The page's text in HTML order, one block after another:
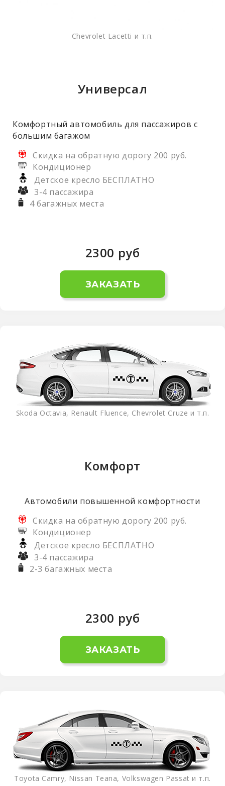
Chevrolet Lacetti и т.п.
Универсал
Комфортный автомобиль для пассажиров с
большим багажом
Скидка на обратную дорогу 200 руб.
Кондиционер
Детское кресло БЕСПЛАТНО
3-4 пассажира
4 багажных места
2300 руб
ЗАКАЗАТЬ
Skoda Octavia, Renault Fluence, Chevrolet Cruze и т.п.
Комфорт
Автомобили повышенной комфортности
Скидка на обратную дорогу 200 руб.
Кондиционер
Детское кресло БЕСПЛАТНО
3-4 пассажира
2-3 багажных места
2300 руб
ЗАКАЗАТЬ
Toyota Camry, Nissan Teana, Volkswagen Passat и т.п.